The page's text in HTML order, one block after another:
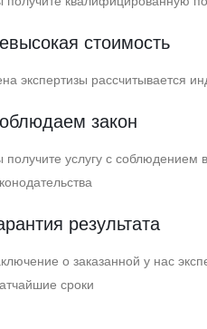
стоимость
экспертизы рассчитывается
закон
получите услугу с соблюдением
результата
о заказанной у нас
сроки